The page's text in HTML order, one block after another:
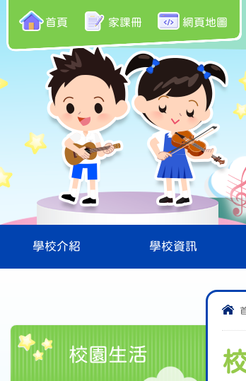
首頁 家課冊 網頁地圖
學校介紹 學校資訊
校園生活